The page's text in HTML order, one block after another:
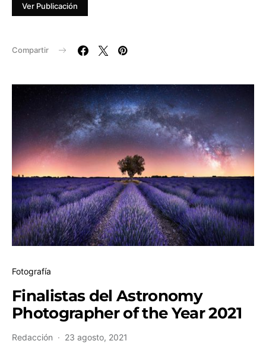
Ver Publicación
Compartir
Fotografía
Finalistas del Astronomy
Photographer of the Year 2021
Redacción 23 agosto, 2021